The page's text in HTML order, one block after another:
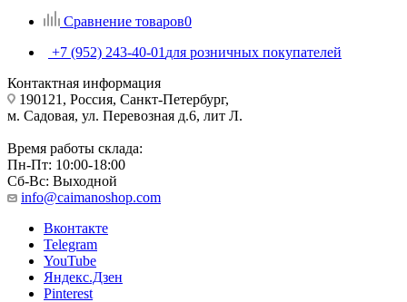
Сравнение товаров0
+7 (952) 243-40-01 для розничных покупателей
Контактная информация
190121, Россия, Санкт-Петербург,
м. Садовая, ул. Перевозная д.6, лит Л.
Время работы склада:
Пн-Пт: 10:00-18:00
Сб-Вс: Выходной
info@caimanoshop.com
Вконтакте
Telegram
YouTube
Яндекс.Дзен
Pinterest